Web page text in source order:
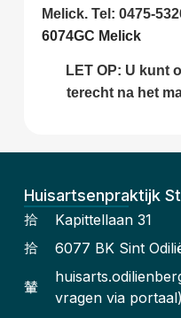
Melick. Tel: 0475-
6074GC Melick
LET OP: U kunt
terecht na het
Huisartsenpraktijk
Kapittellaan 31
6077 BK Sint
vragen via portaal)